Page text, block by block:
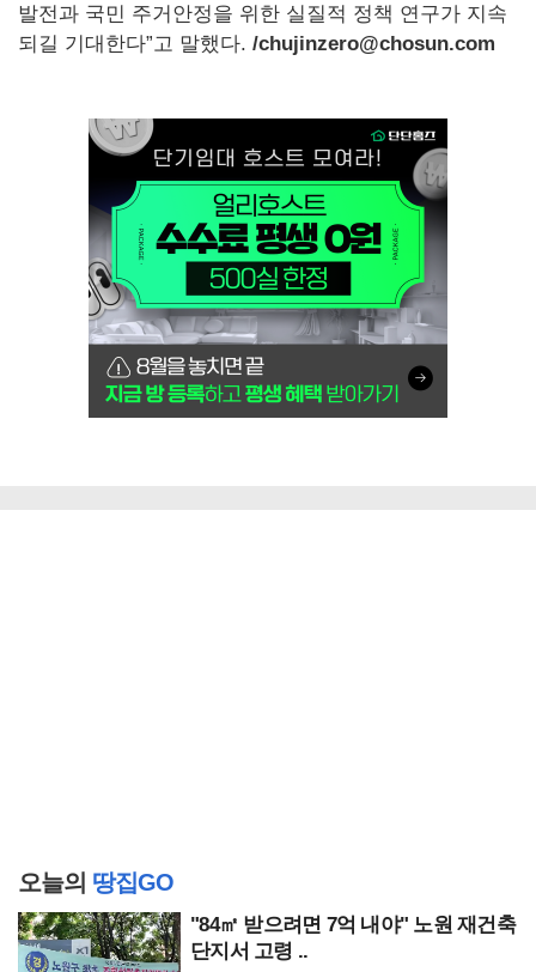
발전과 국민 주거안정을 위한 실질적 정책 연구가 지속
되길 기대한다”고 말했다. /chujinzero@chosun.com
오늘의 땅집GO
"84㎡ 받으려면 7억 내야" 노원 재건축
단지서 고령 ..